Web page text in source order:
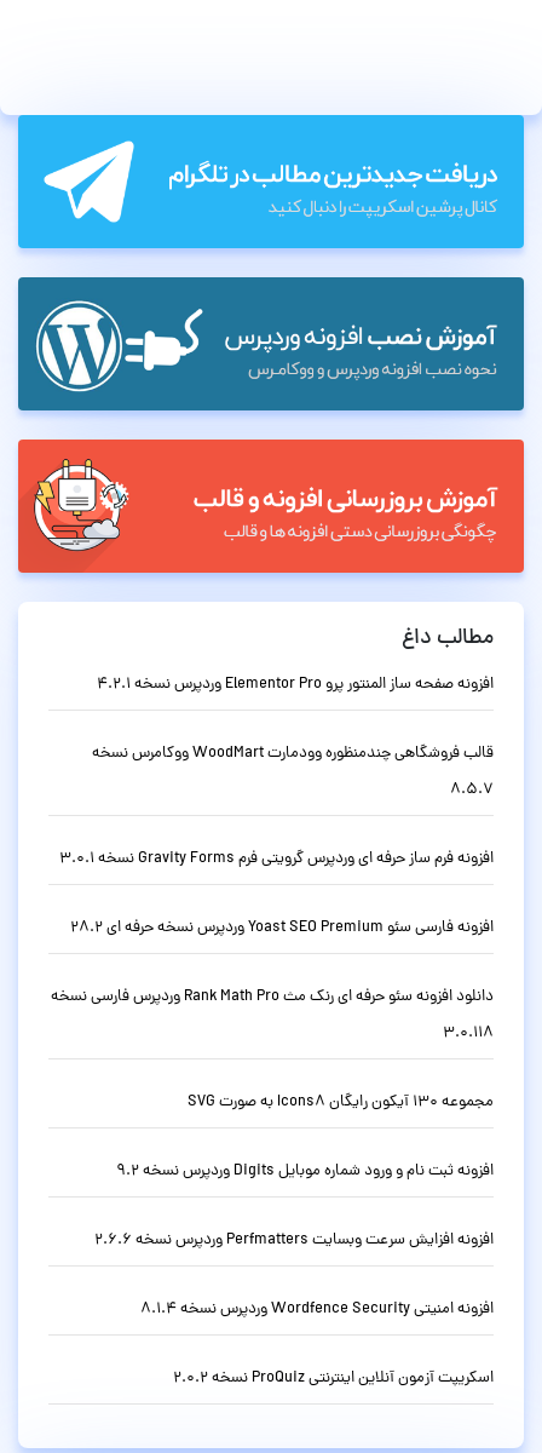
مطالب داغ
افزونه صفحه ساز المنتور پرو Elementor Pro وردپرس نسخه 4.2.1
قالب فروشگاهی چندمنظوره وودمارت WoodMart ووکامرس نسخه
8.5.7
افزونه فرم ساز حرفه ای وردپرس گرویتی فرم Gravity Forms نسخه 3.0.1
افزونه فارسی سئو Yoast SEO Premium وردپرس نسخه حرفه ای 28.2
دانلود افزونه سئو حرفه ای رنک مث Rank Math Pro وردپرس فارسی نسخه
3.0.118
مجموعه 130 آیکون رایگان Icons8 به صورت SVG
افزونه ثبت نام و ورود شماره موبایل Digits وردپرس نسخه 9.2
افزونه افزایش سرعت وبسایت Perfmatters وردپرس نسخه 2.6.6
افزونه امنیتی Wordfence Security وردپرس نسخه 8.1.4
اسکریپت آزمون آنلاین اینترنتی ProQuiz نسخه 2.0.2